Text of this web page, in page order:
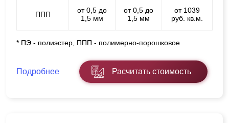
ППП
от 0,5 до
1,5 мм
от 0,5 до
1,5 мм
от 1039
руб. кв.м.
* ПЭ - полиэстер, ППП - полимерно-порошковое
Подробнее Расчитать стоимость